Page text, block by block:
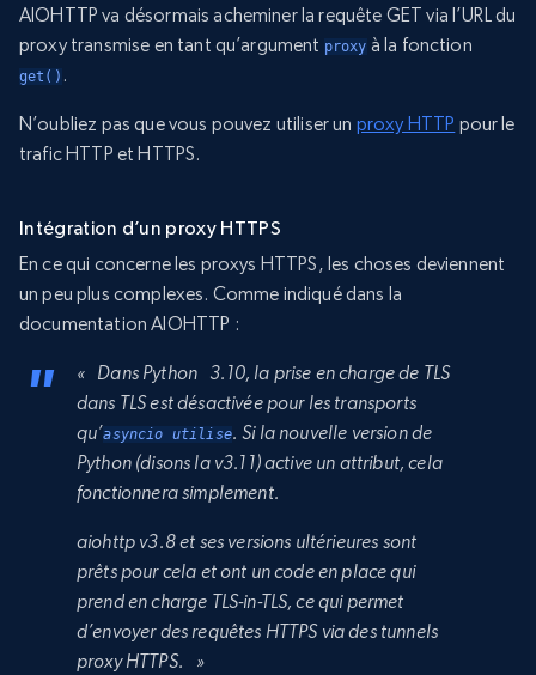
AIOHTTP va désormais acheminer la requête GET via l’URL du
proxy transmise en tant qu’argument proxy à la fonction
get() .
N’oubliez pas que vous pouvez utiliser un proxy HTTP pour le
trafic HTTP et HTTPS.
Intégration d’un proxy HTTPS
En ce qui concerne les proxys HTTPS, les choses deviennent
un peu plus complexes. Comme indiqué dans la
documentation AIOHTTP :
« Dans Python 3.10, la prise en charge de TLS
dans TLS est désactivée pour les transports
qu’asyncio utilise. Si la nouvelle version de
Python (disons la v3.11) active un attribut, cela
fonctionnera simplement.
aiohttp v3.8 et ses versions ultérieures sont
prêts pour cela et ont un code en place qui
prend en charge TLS-in-TLS, ce qui permet
d’envoyer des requêtes HTTPS via des tunnels
proxy HTTPS. »